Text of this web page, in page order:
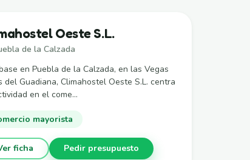
Oeste S.L.
de la Calzada
en Puebla de la Calzada, en las Vegas
del Guadiana, Climahostel Oeste S.L. centra
en el come...
mayorista
ficha Pedir presupuesto